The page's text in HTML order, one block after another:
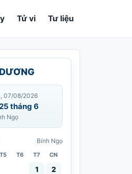
Tử vi Tư liệu
07/08/2026
tháng 6
Ngọ
Bính Ngọ
T5 T6 T7 CN
1
Vía Quán Thế Âm thành đạo
2